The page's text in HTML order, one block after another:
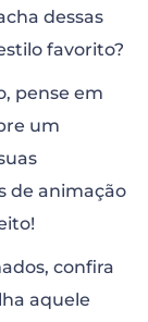
dessas
favorito?
pense em
um
de animação
confira
aquele